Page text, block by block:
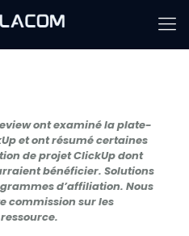
ont examiné la plate-
et ont résumé certaines
de projet ClickUpdont
bénéficier. Solutions
d’affiliation. Nous
commission sur les